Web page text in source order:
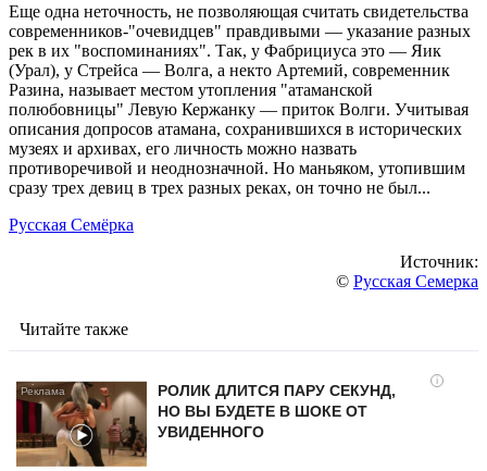
Еще одна неточность, не позволяющая считать свидетельства
современников-"очевидцев" правдивыми — указание разных
рек в их "воспоминаниях". Так, у Фабрициуса это — Яик
(Урал), у Стрейса — Волга, а некто Артемий, современник
Разина, называет местом утопления "атаманской
полюбовницы" Левую Кержанку — приток Волги. Учитывая
описания допросов атамана, сохранившихся в исторических
музеях и архивах, его личность можно назвать
противоречивой и неоднозначной. Но маньяком, утопившим
сразу трех девиц в трех разных реках, он точно не был...
Русская Семёрка
Источник:
© Русская Семерка
Читайте также
i
РОЛИК ДЛИТСЯ ПАРУ СЕКУНД,
НО ВЫ БУДЕТЕ В ШОКЕ ОТ
УВИДЕННОГО